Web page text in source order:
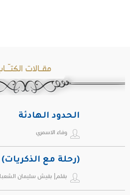
مقـالات
الحدود الهادئة
وفاء الاسمري
(رحلة مع الذكريات)
بقلم| بقيش سليمان